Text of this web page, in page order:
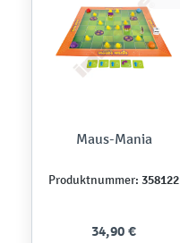
Maus-Mania
Produktnummer: 358122
34,90 €